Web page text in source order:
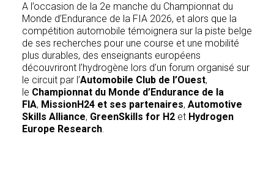
A l’occasion de la 2e manche du Championnat du
Monde d’Endurance de la FIA 2026, et alors que la
compétition automobile témoignera sur la piste belge
de ses recherches pour une course et une mobilité
plus durables, des enseignants européens
découvriront l’hydrogène lors d’un forum organisé sur
le circuit par l’Automobile Club de l’Ouest,
le Championnat du Monde d’Endurance de la
FIA, MissionH24 et ses partenaires, Automotive
Skills Alliance, GreenSkills for H2 et Hydrogen
Europe Research.